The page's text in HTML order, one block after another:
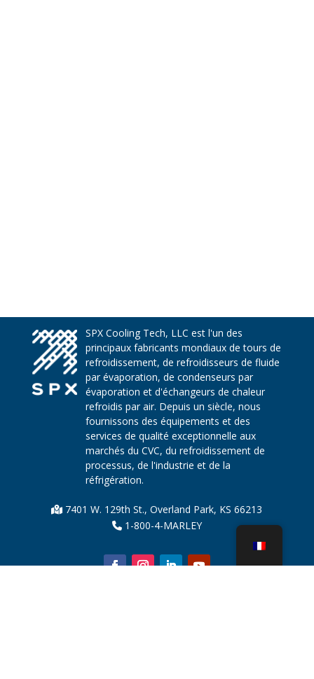
SPX Cooling Tech, LLC est l'un des
principaux fabricants mondiaux de tours de
refroidissement, de refroidisseurs de fluide
par évaporation, de condenseurs par
évaporation et d'échangeurs de chaleur
refroidis par air. Depuis un siècle, nous
fournissons des équipements et des
services de qualité exceptionnelle aux
marchés du CVC, du refroidissement de
processus, de l'industrie et de la
réfrigération.
7401 W. 129th St., Overland Park, KS 66213
1-800-4-MARLEY